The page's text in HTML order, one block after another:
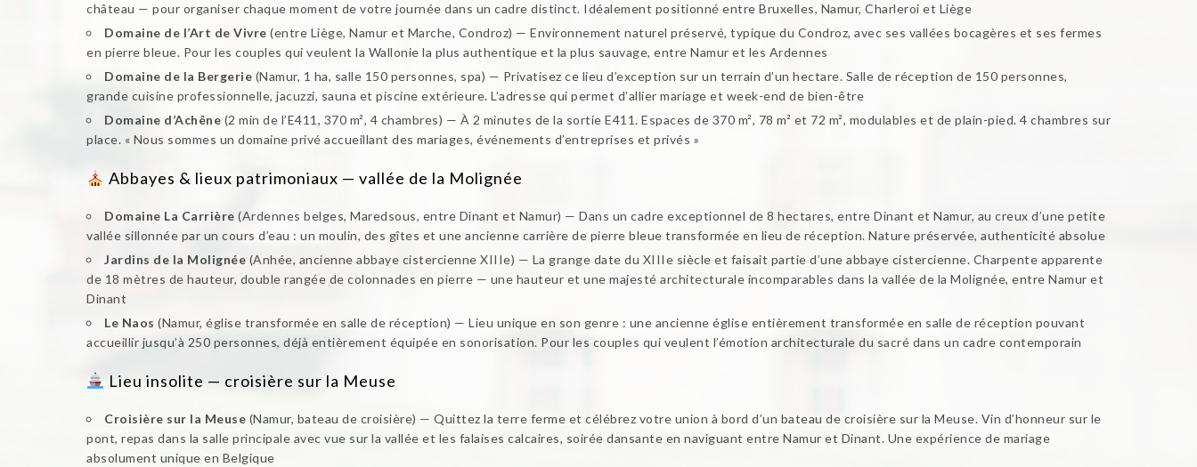
château — pour organiser chaque moment de votre journée dans un cadre distinct. Idéalement positionné entre Bruxelles, Namur, Charleroi et Liège
Domaine de l’Art de Vivre (entre Liège, Namur et Marche, Condroz) — Environnement naturel préservé, typique du Condroz, avec ses vallées bocagères et ses fermes
en pierre bleue. Pour les couples qui veulent la Wallonie la plus authentique et la plus sauvage, entre Namur et les Ardennes
Domaine de la Bergerie (Namur, 1 ha, salle 150 personnes, spa) — Privatisez ce lieu d’exception sur un terrain d’un hectare. Salle de réception de 150 personnes,
grande cuisine professionnelle, jacuzzi, sauna et piscine extérieure. L’adresse qui permet d’allier mariage et week-end de bien-être
Domaine d’Achêne (2 min de l’E411, 370 m², 4 chambres) — À 2 minutes de la sortie E411. Espaces de 370 m², 78 m² et 72 m², modulables et de plain-pied. 4 chambres sur
place. « Nous sommes un domaine privé accueillant des mariages, événements d’entreprises et privés »
Abbayes & lieux patrimoniaux — vallée de la Molignée
Domaine La Carrière (Ardennes belges, Maredsous, entre Dinant et Namur) — Dans un cadre exceptionnel de 8 hectares, entre Dinant et Namur, au creux d’une petite
vallée sillonnée par un cours d’eau : un moulin, des gîtes et une ancienne carrière de pierre bleue transformée en lieu de réception. Nature préservée, authenticité absolue
Jardins de la Molignée (Anhée, ancienne abbaye cistercienne XIIIe) — La grange date du XIIIe siècle et faisait partie d’une abbaye cistercienne. Charpente apparente
de 18 mètres de hauteur, double rangée de colonnades en pierre — une hauteur et une majesté architecturale incomparables dans la vallée de la Molignée, entre Namur et
Dinant
Le Naos (Namur, église transformée en salle de réception) — Lieu unique en son genre : une ancienne église entièrement transformée en salle de réception pouvant
accueillir jusqu’à 250 personnes, déjà entièrement équipée en sonorisation. Pour les couples qui veulent l’émotion architecturale du sacré dans un cadre contemporain
Lieu insolite — croisière sur la Meuse
Croisière sur la Meuse (Namur, bateau de croisière) — Quittez la terre ferme et célébrez votre union à bord d’un bateau de croisière sur la Meuse. Vin d’honneur sur le
pont, repas dans la salle principale avec vue sur la vallée et les falaises calcaires, soirée dansante en naviguant entre Namur et Dinant. Une expérience de mariage
absolument unique en Belgique